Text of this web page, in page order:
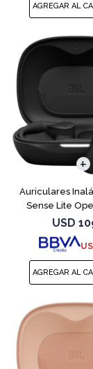
Auriculares
Sense Lite
USD